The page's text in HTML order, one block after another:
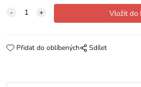
Přidat do oblíbených Sdílet